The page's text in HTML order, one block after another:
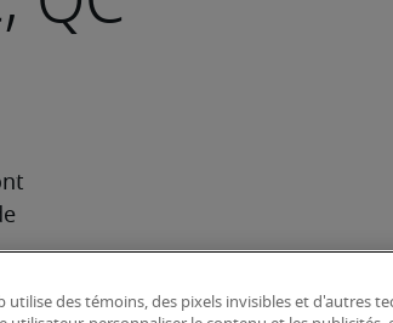
la
utilise des témoins, des pixels invisibles et d'autres